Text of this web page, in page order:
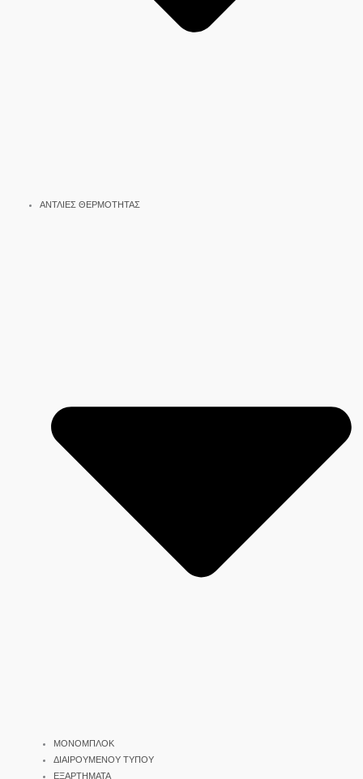
ΑΝΤΛΙΕΣ ΘΕΡΜΟΤΗΤΑΣ
ΜΟΝΟΜΠΛΟΚ
ΔΙΑΙΡΟΥΜΕΝΟΥ ΤΥΠΟΥ
ΕΞΑΡΤΗΜΑΤΑ